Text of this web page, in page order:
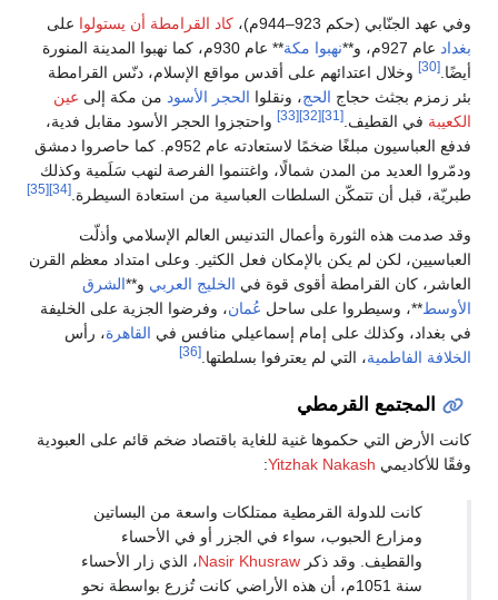
وفي عهد الجنّابي (حكم 923–944م)، كاد القرامطة أن يستولواعلى
بغدادعام 927م، و** نهبوا مكة
** عام 930م، كما نهبوا المدينة المنورة
أيضًا.
وخلال اعتدائهم على أقدس مواقع الإسلام، دنّس القرامطة
بئر زمزم بجثث حجاج الحج، ونقلوا الحجر الأسودمن مكة إلى عين
الكعيبةفي القطيف. [32]
[33]
واحتجزوا الحجر الأسود مقابل فدية،
فدفع العباسيون مبلغًا ضخمًا لاستعادته عام 952م. كما حاصروا دمشق
ودمّروا العديد من المدن شمالًا، واغتنموا الفرصة لنهب سَلَمية وكذلك
طبريّة، قبل أن تتمكّن السلطات العباسية من استعادة السيطرة.
[35]
وقد صدمت هذه الثورة وأعمال التدنيس العالم الإسلامي وأذلّت
العباسيين، لكن لم يكن بالإمكان فعل الكثير. وعلى امتداد معظم القرن
العاشر، كان القرامطة أقوى قوة في الخليج العربي و**الشرق
الأوسط**، وسيطروا على ساحل عُمان، وفرضوا الجزية على الخليفة
في بغداد، وكذلك على إمام إسماعيلي منافس في القاهرة، رأس
الخلافة الفاطمية، التي لم يعترفوا بسلطتها.
المجتمع القرمطي
كانت الأرض التي حكموها غنية للغاية باقتصاد ضخم قائم على العبودية
وفقًا للأكاديمي Yitzhak Nakash
:
كانت للدولة القرمطية ممتلكات واسعة من البساتين
ومزارع الحبوب، سواء في الجزر أو في الأحساء
والقطيف. وقد ذكر Nasir Khusraw، الذي زار الأحساء
سنة 1051م، أن هذه الأراضي كانت تُزرع بواسطة نحو